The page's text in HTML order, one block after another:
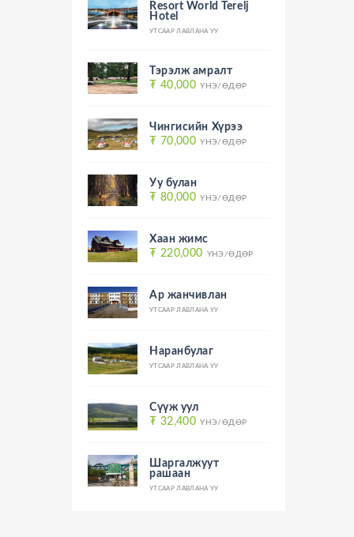
Resort World Terelj
Hotel
УТСААР ЛАВЛАНА УУ
Тэрэлж амралт
₮ 40,000 ҮНЭ/ӨДӨР
Чингисийн Хүрээ
₮ 70,000 ҮНЭ/ӨДӨР
Уу булан
₮ 80,000 ҮНЭ/ӨДӨР
Хаан жимс
₮ 220,000 ҮНЭ/ӨДӨР
Ар жанчивлан
УТСААР ЛАВЛАНА УУ
Наранбулаг
УТСААР ЛАВЛАНА УУ
Сүүж уул
₮ 32,400 ҮНЭ/ӨДӨР
Шаргалжуут
рашаан
УТСААР ЛАВЛАНА УУ